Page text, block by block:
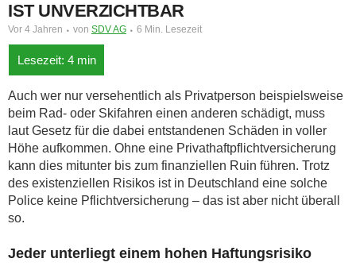
IST UNVERZICHTBAR
Vor 4 Jahren von SDV AG 6 Min. Lesezeit
Auch wer nur versehentlich als Privatperson beispielsweise
beim Rad- oder Skifahren einen anderen schädigt, muss
laut Gesetz für die dabei entstandenen Schäden in voller
Höhe aufkommen. Ohne eine Privathaftpflichtversicherung
kann dies mitunter bis zum finanziellen Ruin führen. Trotz
des existenziellen Risikos ist in Deutschland eine solche
Police keine Pflichtversicherung – das ist aber nicht überall
so.
Jeder unterliegt einem hohen Haftungsrisiko